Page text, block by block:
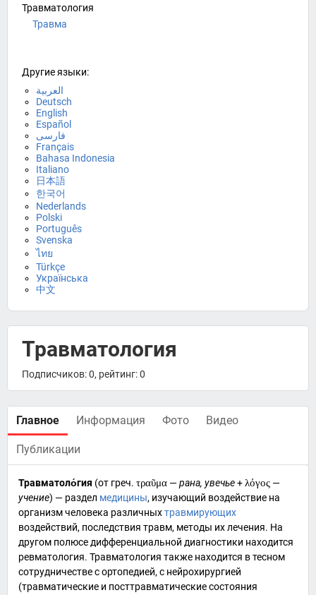
Травматология
Травма
Другие языки:
العربية
Deutsch
English
Español
فارسی
Français
Bahasa Indonesia
Italiano
日本語
한국어
Nederlands
Polski
Português
Svenska
ไทย
Türkçe
Українська
中文
Травматология
Подписчиков: 0, рейтинг: 0
Главное Информация Фото Видео
Публикации
Травматоло́гия (от греч. τραῦμα —рана, увечье+λόγος —
учение) — раздел медицины, изучающий воздействие на
организм человека различныхтравмирующих
воздействий, последствия травм, методы их лечения. На
другом полюсе дифференциальной диагностики находится
ревматология. Травматология также находится в тесном
сотрудничестве с ортопедией, с нейрохирургией
(травматические и посттравматические состояния